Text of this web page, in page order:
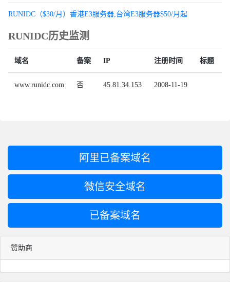
RUNIDC（$30/月）香港E3服务器,台湾E3服务器$50/月起
RUNIDC历史监测
域名 备案 IP 注册时间 标题
www.runidc.com 否 45.81.34.153 2008-11-19
阿里已备案域名
微信安全域名
已备案域名
赞助商